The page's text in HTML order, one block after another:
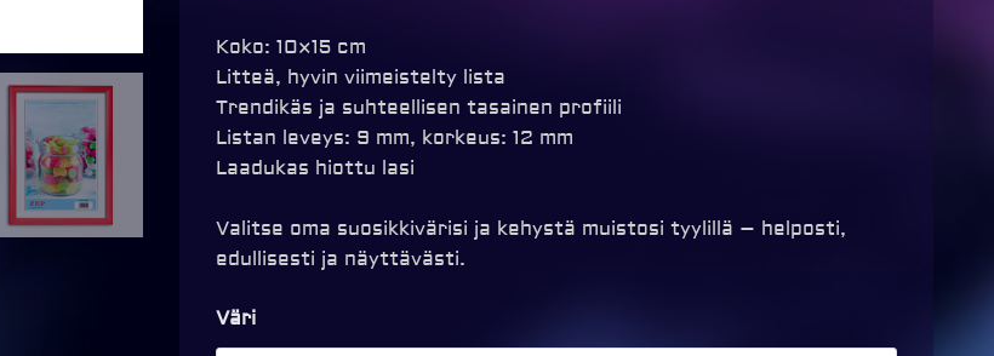
Koko: 10×15 cm
Litteä, hyvin viimeistelty lista
Trendikäs ja suhteellisen tasainen profiili
Listan leveys: 9 mm, korkeus: 12 mm
Laadukas hiottu lasi
Valitse oma suosikkivärisi ja kehystä muistosi tyylillä – helposti,
edullisesti ja näyttävästi.
Väri
Color
Basic